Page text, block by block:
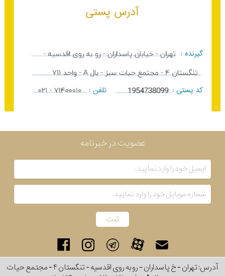
عضویت در خبرنامه
آدرس: تهران - خ پاسداران - رو به روی اقدسیه - تنگستان ۴ - مجتمع حیات